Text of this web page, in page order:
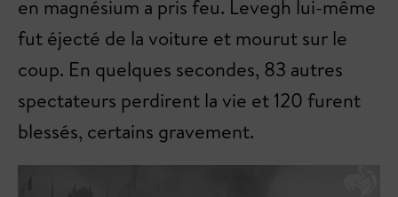
en magnésium a pris feu. Levegh lui-même
fut éjecté de la voiture et mourut sur le
coup. En quelques secondes, 83 autres
spectateurs perdirent la vie et 120 furent
blessés, certains gravement.